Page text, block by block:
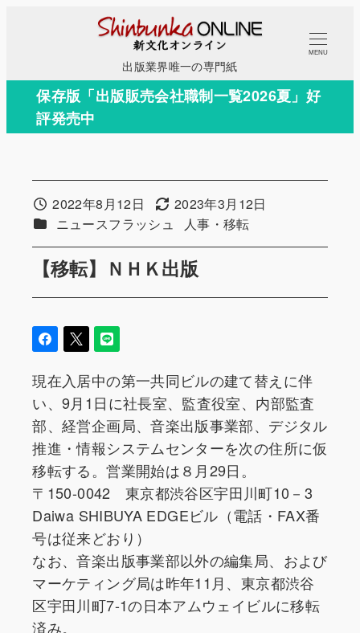
コ
テ
出版業界唯一の専門紙
MENU
保存版「出版販売会社職制一覧2026夏」好
評発売中
【移転】ＮＨＫ出版
投稿日2022年8月12日 更新日2023年3月12日
カテゴリー
ニュースフラッシュ カテゴリー
人事・移転
現在入居中の第一共同ビルの建て替えに伴
い、9月1日に社長室、監査役室、内部監査
部、経営企画局、音楽出版事業部、デジタル
推進・情報システムセンターを次の住所に仮
移転する。営業開始は８月29日。
〒150-0042 東京都渋谷区宇田川町10－3
Daiwa SHIBUYA EDGEビル（電話・FAX番
号は従来どおり）
なお、音楽出版事業部以外の編集局、および
マーケティング局は昨年11月、東京都渋谷
区宇田川町7-1の日本アムウェイビルに移転
済み。